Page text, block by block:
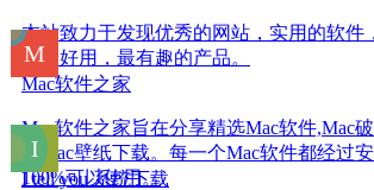
本站致力于发现优秀的网站，实用的软件
网最好用，最有趣的产品。
Mac软件之家
Mac软件之家旨在分享精选Mac软件,Mac
和Mac壁纸下载。每一个Mac软件都经过
100%可以使用。
I tell you 系统下载